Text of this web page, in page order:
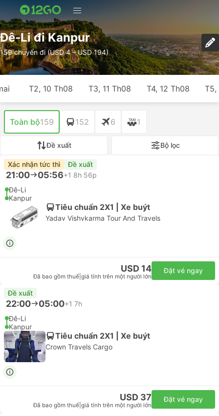
Đê-Li đi Kanpur
159 chuyến đi (USD 4 – USD 194)
T2, 10 Th08 T3, 11 Th08 T4, 12 Th08 T5,
Toàn bộ159 152 6 1
Đề xuất Bộ lọc
Xác nhận tức thì Đề xuất
21:00 05:56+1 8h 56p
Đê-Li
Kanpur
Tiêu chuẩn 2X1 | Xe buýt
Yadav Vishvkarma Tour And Travels
USD 14
Đã bao gồm thuế giá tính trên một người lớn
Đặt vé ngay
Đề xuất
22:00 05:00+1 7h
Đê-Li
Kanpur
Tiêu chuẩn 2X1 | Xe buýt
Crown Travels Cargo
USD 37
Đã bao gồm thuế giá tính trên một người lớn
Đặt vé ngay